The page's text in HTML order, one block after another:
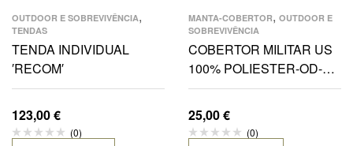
OUTDOOR E SOBREVIVÊNCIA,
TENDAS
TENDA INDIVIDUAL
′RECOM′
123,00€
(0)
MANTA-COBERTOR, OUTDOOR E
SOBREVIVÊNCIA
COBERTOR MILITAR US
100% POLIESTER-OD-
200X150CM
25,00€
(0)